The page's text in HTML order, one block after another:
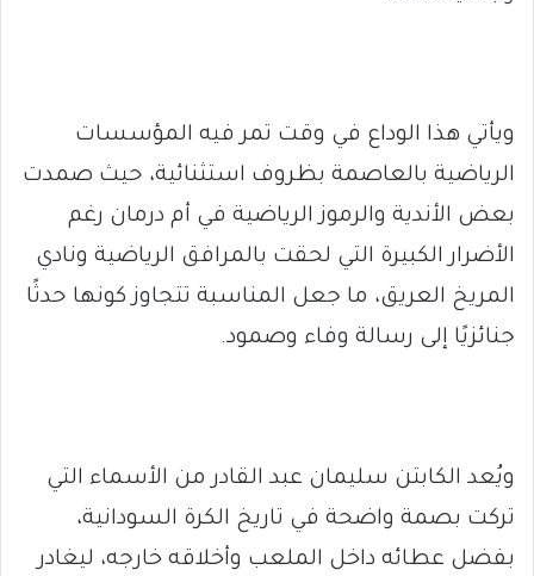
ويأتي هذا الوداع في وقت تمر فيه المؤسسات
الرياضية بالعاصمة بظروف استثنائية، حيث صمدت
بعض الأندية والرموز الرياضية في أم درمان رغم
الأضرار الكبيرة التي لحقت بالمرافق الرياضية ونادي
المريخ العريق، ما جعل المناسبة تتجاوز كونها حدثًا
جنائزيًا إلى رسالة وفاء وصمود.
ويُعد الكابتن سليمان عبد القادر من الأسماء التي
تركت بصمة واضحة في تاريخ الكرة السودانية،
بفضل عطائه داخل الملعب وأخلاقه خارجه، ليغادر